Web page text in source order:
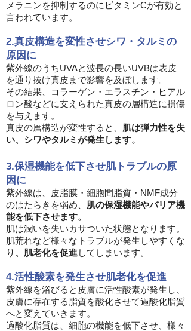
メラニンを抑制するのにビタミンCが有効と
言われています。
2.真皮構造を変性させシワ・タルミの
原因に
紫外線のうちUVAと波長の長いUVBは表皮
を通り抜け真皮まで影響を及ぼします。
その結果、コラーゲン・エラスチン・ヒアル
ロン酸などに支えられた真皮の層構造に損傷
を与えます。
真皮の層構造が変性すると、 肌は弾力性を失
い、シワやタルミが発生します。
3.保湿機能を低下させ肌トラブルの原
因に
紫外線は、皮脂膜・細胞間脂質・NMF成分
のはたらきを弱め、 肌の保湿機能やバリア機
能を低下させます。
肌は潤いを失いカサついた状態となります。
肌荒れなど様々なトラブルが発生しやすくな
り 、肌老化を促進 してしまいます。
4.活性酸素を発生させ肌老化を促進
紫外線を浴びると皮膚に活性酸素が発生し、
皮膚に存在する脂質を酸化させて過酸化脂質
へと変えていきます。
過酸化脂質は、細胞の機能を低下させ、様々